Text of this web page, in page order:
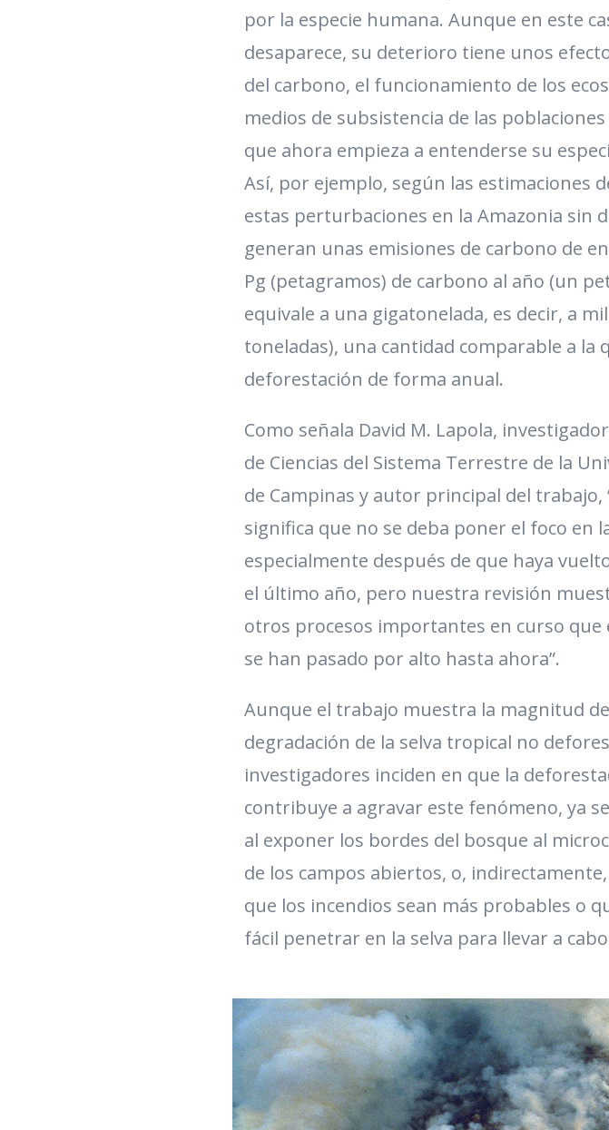
por la especie humana. Aunque en este
desaparece, su deterioro tiene unos
del carbono, el funcionamiento de los
medios de subsistencia de las poblaciones
que ahora empieza a entenderse su
Así, por ejemplo, según las estimaciones
estas perturbaciones en la Amazonia sin
generan unas emisiones de carbono de
Pg (petagramos) de carbono al año (un
equivale a una gigatonelada, es decir, a
toneladas), una cantidad comparable a la
deforestación de forma anual.
Como señala David M. Lapola,
de Ciencias del Sistema Terrestre de la
de Campinas y autor principal del trabajo,
significa que no se deba poner el foco en
especialmente después de que haya
el último año, pero nuestra revisión
otros procesos importantes en curso que
se han pasado por alto hasta ahora”.
Aunque el trabajo muestra la magnitud
degradación de la selva tropical no
investigadores inciden en que la
contribuye a agravar este fenómeno, ya
al exponer los bordes del bosque al
de los campos abiertos, o,
que los incendios sean más probables o
fácil penetrar en la selva para llevar a